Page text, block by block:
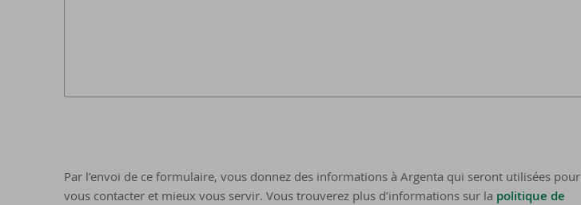
Par l’envoi de ce formulaire, vous donnez des informations à Argenta qui seront utilisées pour
vous contacter et mieux vous servir. Vous trouverez plus d’informations sur la politique de